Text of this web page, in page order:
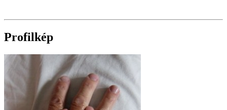
Profilkép